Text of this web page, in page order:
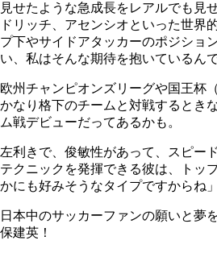
見せたような急成長をレアルでも見
ドリッチ、アセンシオといった世界
プ下やサイドアタッカーのポジショ
い、私はそんな期待を抱いているんで
欧州チャンピオンズリーグや国王杯
かなり格下のチームと対戦するとき
ム戦デビューだってあるかも。
左利きで、俊敏性があって、スピー
テクニックを発揮できる彼は、トッ
かにも好みそうなタイプですからね
日本中のサッカーファンの願いと夢
保建英！